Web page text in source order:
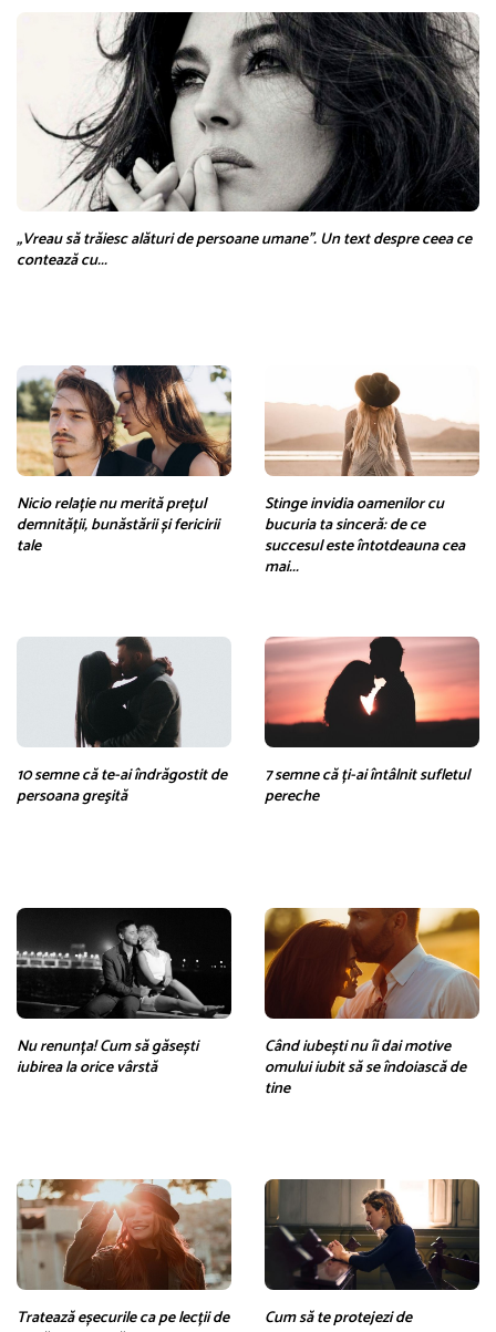
„Vreau să trăiesc alături de persoane umane”. Un text despre ceea ce
contează cu...
Nicio relație nu merită prețul
demnității, bunăstării și fericirii
tale
Stinge invidia oamenilor cu
bucuria ta sinceră: de ce
succesul este întotdeauna cea
mai...
10 semne că te-ai îndrăgostit de
persoana greşită
7 semne că ți-ai întâlnit sufletul
pereche
Nu renunța! Cum să găsești
iubirea la orice vârstă
Când iubești nu îi dai motive
omului iubit să se îndoiască de
tine
Tratează eșecurile ca pe lecții de
Cum să te protejezi de